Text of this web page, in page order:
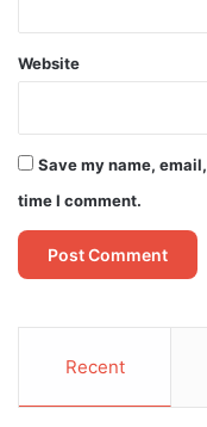
Website
Save my name,
time I comment.
Recent